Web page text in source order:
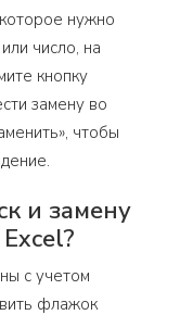
нужно
число, на
кнопку
замену во
чтобы
и замену
с учетом
флажок